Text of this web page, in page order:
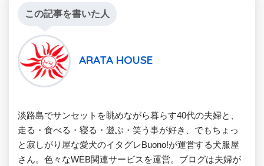
この記事を書いた人
ARATA HOUSE
淡路島でサンセットを眺めながら暮らす40代の夫婦と、
走る・食べる・寝る・遊ぶ・笑う事が好き、でもちょっ
と寂しがり屋な愛犬のイタグレBuono!が運営する犬服屋
さん。色々なWEB関連サービスを運営。ブログは夫婦が